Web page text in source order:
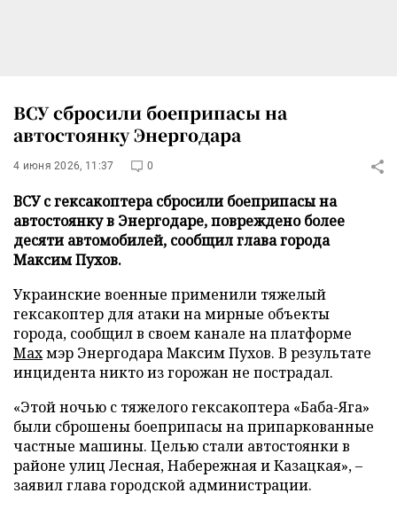
ВСУ сбросили боеприпасы на
автостоянку Энергодара
4 июня 2026, 11:37 0
ВСУ с гексакоптера сбросили боеприпасы на
автостоянку в Энергодаре, повреждено более
десяти автомобилей, сообщил глава города
Максим Пухов.
Украинские военные применили тяжелый
гексакоптер для атаки на мирные объекты
города, сообщил в своем канале на платформе
Maxмэр Энергодара Максим Пухов. В результате
инцидента никто из горожан не пострадал.
«Этой ночью с тяжелого гексакоптера «Баба-Яга»
были сброшены боеприпасы на припаркованные
частные машины. Целью стали автостоянки в
районе улиц Лесная, Набережная и Казацкая», –
заявил глава городской администрации.